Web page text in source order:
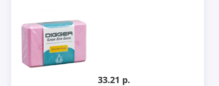
33.21 р.